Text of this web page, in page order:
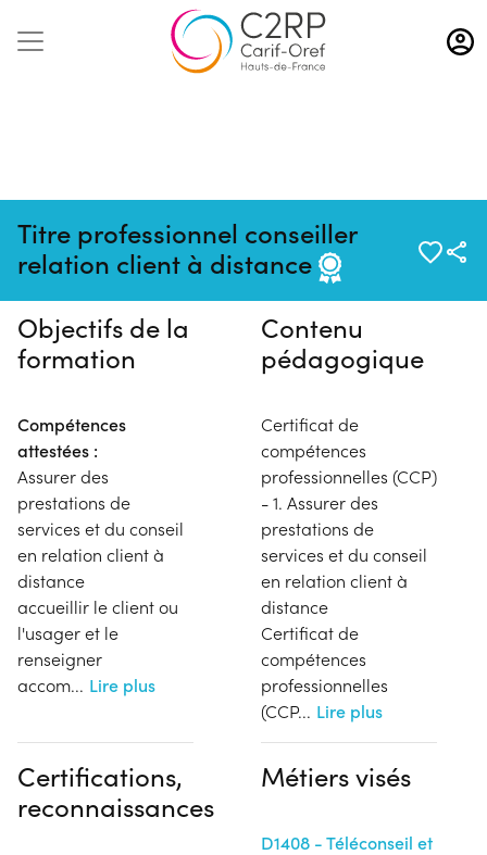
Aller
au
contenu
Titre professionnel conseiller
relation client à distance
Pas de session programmée en
ce moment
Objectifs de la
formation
Compétences
attestées :
Assurer des
prestations de
services et du conseil
en relation client à
distance
accueillir le client ou
l'usager et le
renseigner
accom... Lire plus
Contenu
pédagogique
Certificat de
compétences
professionnelles (CCP)
- 1. Assurer des
prestations de
services et du conseil
en relation client à
distance
Certificat de
compétences
professionnelles
(CCP... Lire plus
Certifications,
reconnaissances
Métiers visés
D1408 - Téléconseil et